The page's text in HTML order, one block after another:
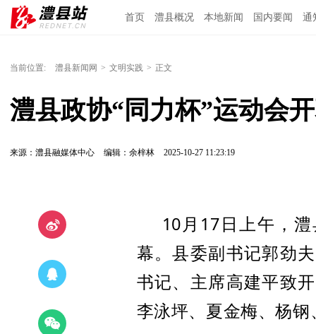
首页 澧县概况 本地新闻 国内要闻 通
当前位置: 澧县新闻网 > 文明实践 > 正文
澧县政协“同力杯”运动会
来源：澧县融媒体中心 编辑：余梓林 2025-10-27 11:23:19
10月17日上午，
幕。县委副书记郭劲夫
书记、主席高建平致
李泳坪、夏金梅、杨